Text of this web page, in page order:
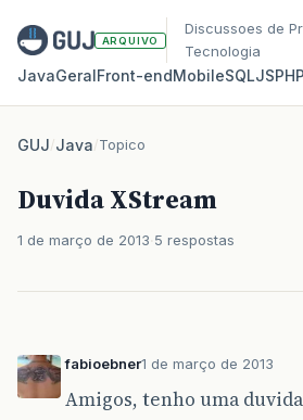
ARQUIVO
Discussoes de
Tecnologia
JavaGeralFront‑endMobileSQLJSPHP
GUJ/Java/Topico
Duvida XStream
1 de março de 2013 5 respostas
fabioebner1 de março de 2013
Amigos, tenho uma